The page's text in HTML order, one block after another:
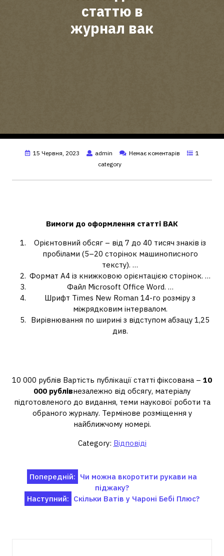
статтю в
журнал вак
15 Червня, 2023 admin Немає коментарів
1
category
Вимоги до оформлення статті ВАК
Орієнтовний обсяг – від 7 до 40 тисяч знаків із
пробілами (5–20 сторінок машинописного
тексту). …
Формат А4 із книжковою орієнтацією сторінок. …
Файл Microsoft Office Word. …
Шрифт Times New Roman 14-го розміру з
міжрядковим інтервалом.
Вирівнювання по ширині з відступом абзацу 1,25
див.
10 000 рублів Вартість публікації статті фіксована – 10
000 рублівнезалежно від обсягу, матеріалу
підготовленого до видання, теми наукової роботи та
обраного журналу. Термінове розміщення у
найближчому номері.
Category: Відповіді
Навігація
записів
Попередній: Чи можна вкоротити рукави на
піджаку?
Наступний: Скільки Ватів у Чароні Бебі Плюс?